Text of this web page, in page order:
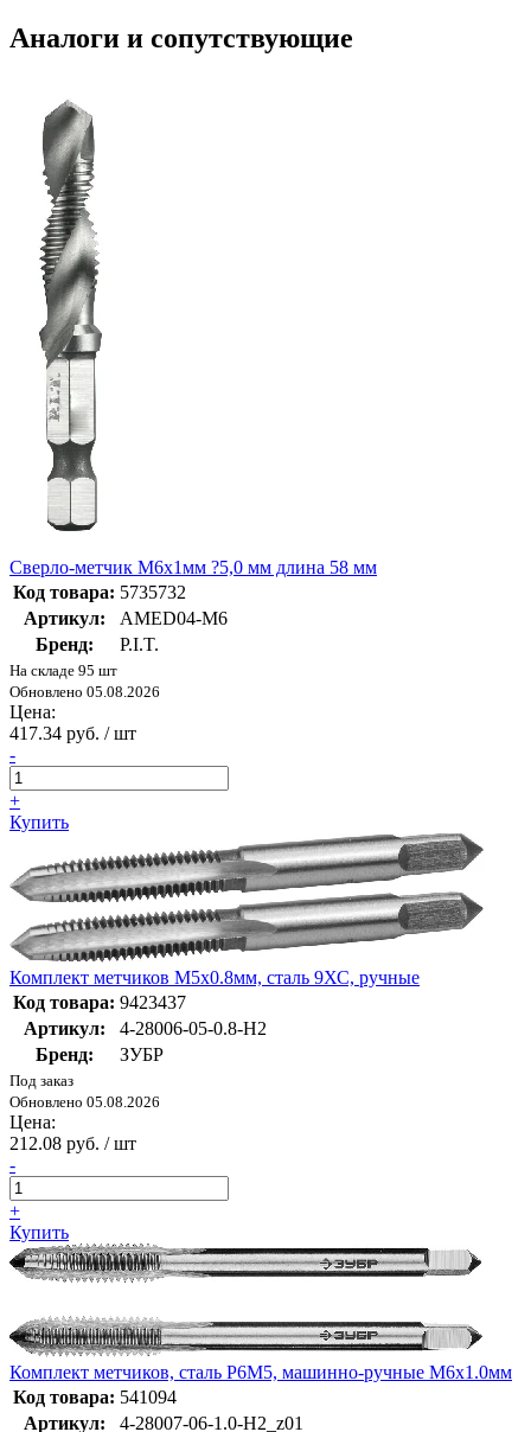
Аналоги и сопутствующие
Сверло-метчик M6x1мм ?5,0 мм длина 58 мм
Код товара: 5735732
Артикул:
AMED04-M6
Бренд:
P.I.T.
На складе 95 шт
Обновлено 05.08.2026
Цена:
417.34 руб. / шт
-
+
Купить
Комплект метчиков М5x0.8мм, сталь 9ХС, ручные
Код товара: 9423437
Артикул:
4-28006-05-0.8-H2
Бренд:
ЗУБР
Под заказ
Обновлено 05.08.2026
Цена:
212.08 руб. / шт
-
+
Купить
Комплект метчиков, сталь Р6М5, машинно-ручные М6x1.0мм
Код товара: 541094
Артикул:
4-28007-06-1.0-H2_z01